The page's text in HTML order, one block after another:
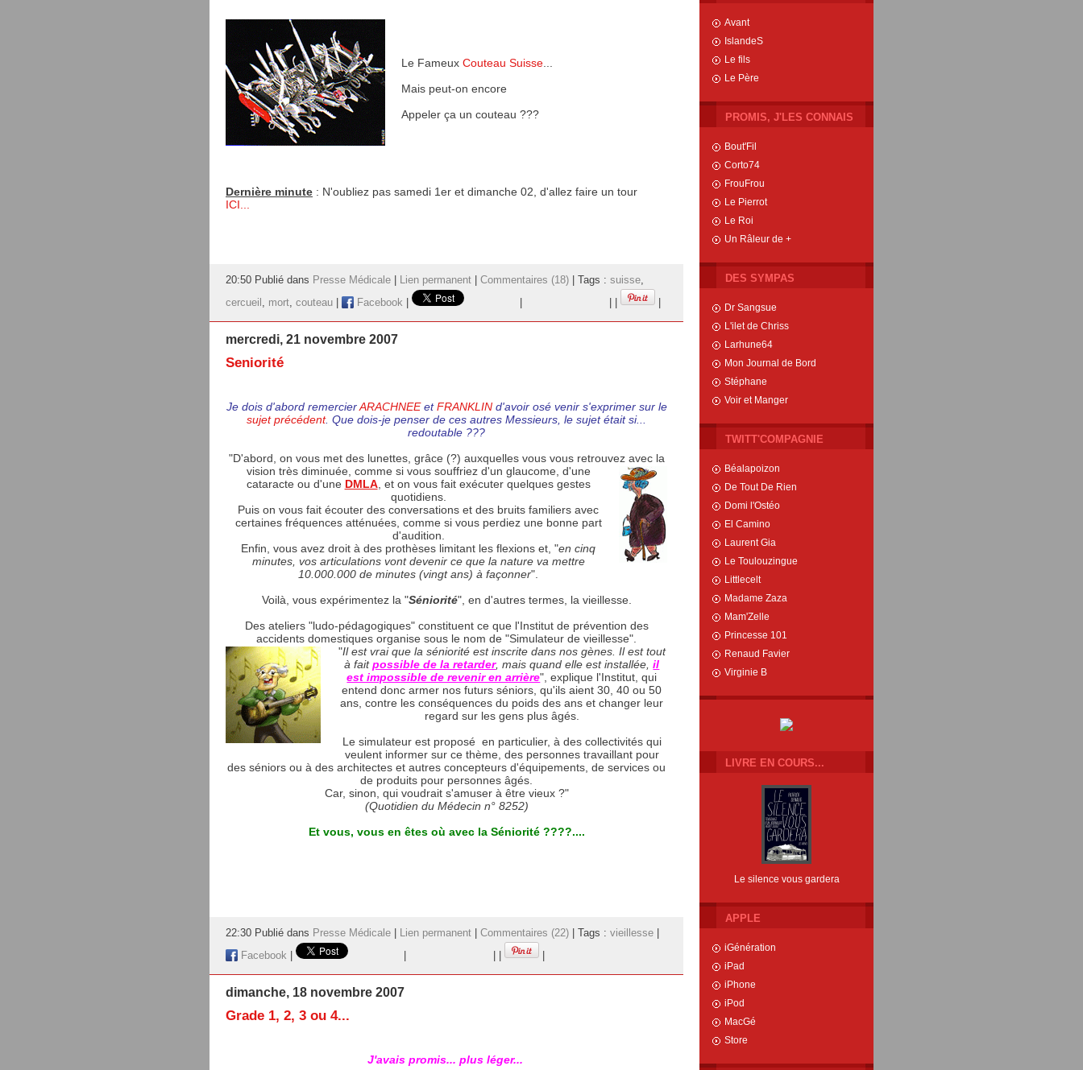
Avant
IslandeS
Le fils
Le Père
PROMIS, J'LES CONNAIS
Bout'Fil
Corto74
FrouFrou
Le Pierrot
Le Roi
Un Râleur de +
DES SYMPAS
Dr Sangsue
L'ilet de Chriss
Larhune64
Mon Journal de Bord
Stéphane
Voir et Manger
TWITT'COMPAGNIE
Béalapoizon
De Tout De Rien
Domi l'Ostéo
El Camino
Laurent Gia
Le Toulouzingue
Littlecelt
Madame Zaza
Mam'Zelle
Princesse 101
Renaud Favier
Virginie B
LIVRE EN COURS...
Le silence vous gardera
APPLE
iGénération
iPad
iPhone
iPod
MacGé
Store
Le Fameux Couteau Suisse...
Mais peut-on encore
Appeler ça un couteau ???
Dernière minute : N'oubliez pas samedi 1er et dimanche 02, d'allez faire un tour
ICI...
20:50 Publié dans Presse Médicale Lien permanent Commentaires (18) | Tags : suisse
cercueil
mort couteau Facebook
mercredi, 21 novembre 2007
Seniorité
Je dois d'abord remercierARACHNEEetFRANKLINd'avoir osé venir s'exprimer sur le
sujet précédent. Que dois-je penser de ces autres Messieurs, le sujet était si...
redoutable ???
"D'abord, on vous met des lunettes, grâce (?) auxquelles vous vous retrouvez avec la
vision très diminuée, comme si vous souffriez d'un glaucome, d'une
cataracte ou d'une DMLA, et on vous fait exécuter quelques gestes
quotidiens.
Puis on vous fait écouter des conversations et des bruits familiers avec
certaines fréquences atténuées, comme si vous perdiez une bonne part
d'audition.
Enfin, vous avez droit à des prothèses limitant les flexions et, "en cinq
minutes, vos articulations vont devenir ce que la nature va mettre
10.000.000 de minutes (vingt ans) à façonner".
Voilà, vous expérimentez la "Séniorité", en d'autres termes, la vieillesse.
Des ateliers "ludo-pédagogiques" constituent ce que l'Institut de prévention des
accidents domestiques organise sous le nom de "Simulateur de vieillesse".
"Il est vrai que la séniorité est inscrite dans nos gènes. Il est tout
à faitpossible de la retarder, mais quand elle est installée,il
est impossible de revenir en arrière", explique l'Institut, qui
entend donc armer nos futurs séniors, qu'ils aient 30, 40 ou 50
ans, contre les conséquences du poids des ans et changer leur
regard sur les gens plus âgés.
Le simulateur est proposé en particulier, à des collectivités qui
veulent informer sur ce thème, des personnes travaillant pour
des séniors ou à des architectes et autres concepteurs d'équipements, de services ou
de produits pour personnes âgés.
Car, sinon, qui voudrait s'amuser à être vieux ?"
(Quotidien du Médecin n° 8252)
Et vous, vous en êtes où avec la Séniorité ????....
22:30 Publié dans Presse Médicale Lien permanent Commentaires (22) | Tags : vieillesse
Facebook
dimanche, 18 novembre 2007
Grade 1, 2, 3 ou 4...
J'avais promis... plus léger...